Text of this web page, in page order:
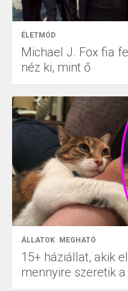
ÉLETMÓD
Michael J. Fox fia
néz ki, mint ő
ÁLLATOK MEGHATÓ
15+ háziállat, akik
mennyire szeretik